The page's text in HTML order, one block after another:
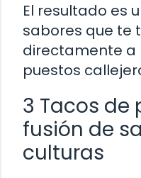
El resultado es
sabores que te
directamente a
puestos
3 Tacos de
fusión de
culturas